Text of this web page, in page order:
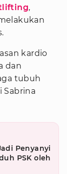
,
kardio
dan
tubuh
Sabrina
Penyanyi
PSK oleh